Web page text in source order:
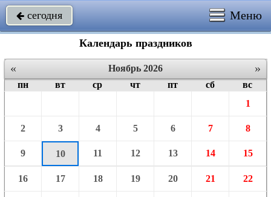
 сегодня Меню
Календарь праздников
« »
Ноябрь 2026
пн
вт ср чт пт сб
вс
1
2 3 4 5 6 7 8
9 10 11 12 13 14 15
16 17 18 19 20 21 22